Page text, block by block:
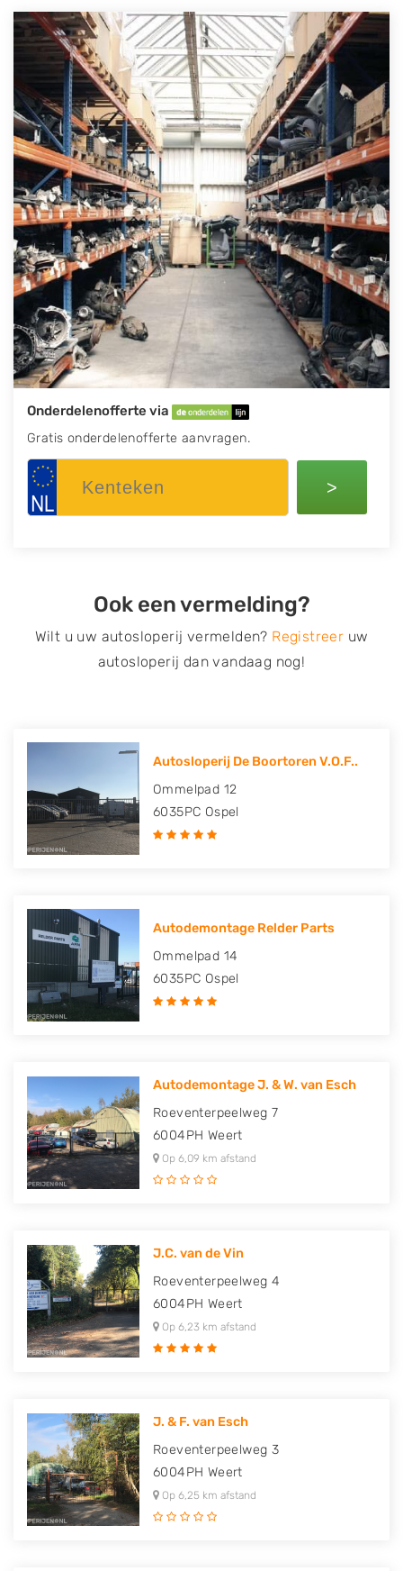
Onderdelenofferte via
Gratis onderdelenofferte aanvragen.
>
Ook een vermelding?
Wilt u uw autosloperij vermelden? Registreer uw
autosloperij dan vandaag nog!
Autosloperij De Boortoren V.O.F..
Ommelpad 12
6035PC Ospel
Autodemontage Relder Parts
Ommelpad 14
6035PC Ospel
Autodemontage J. & W. van Esch
Roeventerpeelweg 7
6004PH Weert
Op 6,09 km afstand
J.C. van de Vin
Roeventerpeelweg 4
6004PH Weert
Op 6,23 km afstand
J. & F. van Esch
Roeventerpeelweg 3
6004PH Weert
Op 6,25 km afstand